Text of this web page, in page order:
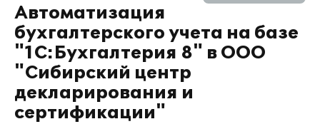
Автоматизация
бухгалтерского учета на базе
"1С:Бухгалтерия 8" в ООО
"Сибирский центр
декларирования и
сертификации"